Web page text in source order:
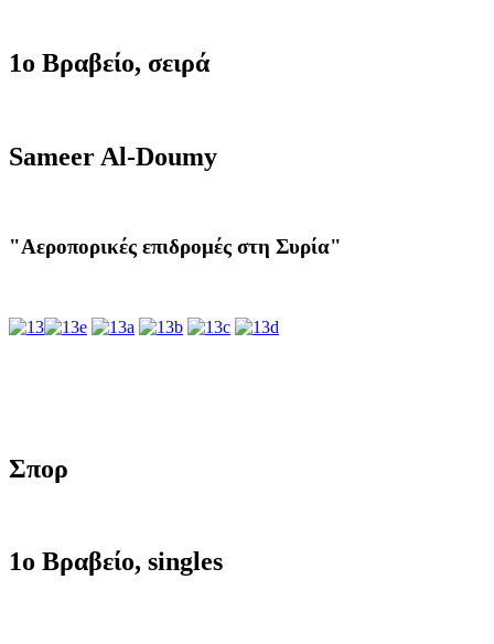
1ο Βραβείο, σειρά
Sameer Al-Doumy
"Αεροπορικές επιδρομές στη Συρία"
Σπορ
1ο Βραβείο, singles